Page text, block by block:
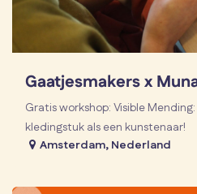
Gaatjesmakers x
Gratis workshop: Visible
kledingstuk als een kunstenaar!
Amsterdam, Nederland